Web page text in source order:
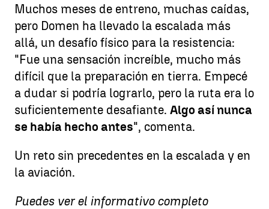
Muchos meses de entreno, muchas caídas,
pero Domen ha llevado la escalada más
allá, un desafío físico para la resistencia:
"Fue una sensación increíble, mucho más
difícil que la preparación en tierra. Empecé
a dudar si podría lograrlo, pero la ruta era lo
suficientemente desafiante. Algo así nunca
se había hecho antes", comenta.
Un reto sin precedentes en la escalada y en
la aviación.
Puedes ver el informativo completo